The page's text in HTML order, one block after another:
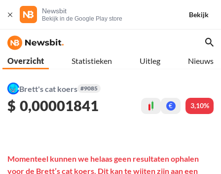
Newsbit
Bekijk in de Google Play store
Bekijk
Overzicht Statistieken Uitleg Nieuws
Brett's cat koers #9085
$ 0,00001841 € 3,10%
Momenteel kunnen we helaas geen resultaten ophalen
voor de Brett’s cat koers. Dit kan te wijten zijn aan een